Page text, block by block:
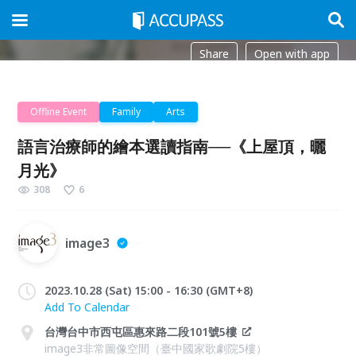
Share Open with app
Offline Event Family Arts
語言治療師的繪本選讀指南──《上屋頂，曬
月光》
308 6
image3
2023.10.28 (Sat) 15:00 - 16:30 (GMT+8)
Add To Calendar
台灣台中市西屯區惠來路二段101號5樓
image3非常圖像空間（臺中國家歌劇院5樓）